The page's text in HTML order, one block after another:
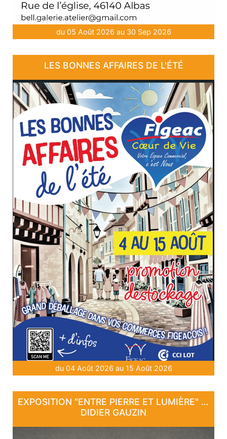
du 05 Août 2026 au 30 Sep 2026
LES BONNES AFFAIRES DE L'ÉTÉ
du 04 Août 2026 au 15 Août 2026
EXPOSITION "ENTRE PIERRE ET LUMIÈRE" - DE DAN COURTICE ET DE
DIDIER GAUZIN